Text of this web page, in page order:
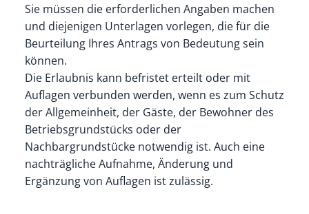
Sie müssen die erforderlichen Angaben machen
und diejenigen Unterlagen vorlegen, die für die
Beurteilung Ihres Antrags von Bedeutung sein
können.
Die Erlaubnis kann befristet erteilt oder mit
Auflagen verbunden werden, wenn es zum Schutz
der Allgemeinheit, der Gäste, der Bewohner des
Betriebsgrundstücks oder der
Nachbargrundstücke notwendig ist. Auch eine
nachträgliche Aufnahme, Änderung und
Ergänzung von Auflagen ist zulässig.